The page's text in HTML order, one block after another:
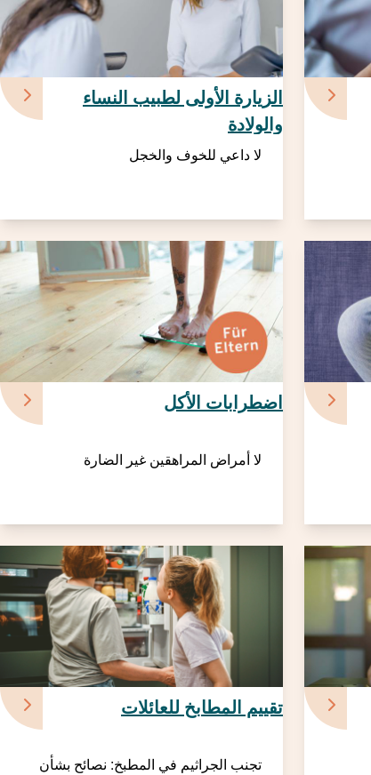
الزيارة الأولى لطبيب النساء
والولادة
لا داعي للخوف والخجل
اضطرابات الأكل
لا أمراض المراهقين غير الضارة
تقييم المطابخ للعائلات
تجنب الجراثيم في المطبخ: نصائح بشأن